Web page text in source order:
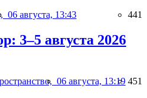
06 августа, 13:43 441
3–5 августа 2026
06 августа, 13:19 451